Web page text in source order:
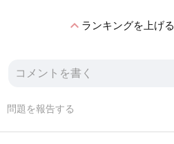
expand_lessランキングを上げる
問題を報告する